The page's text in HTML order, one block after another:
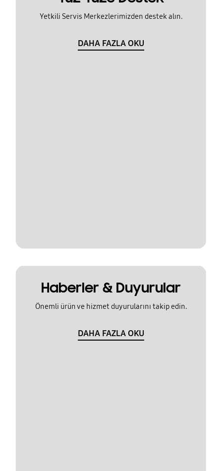
Yetkili Servis Merkezlerimizden destek alın.
DAHA FAZLA OKU
Haberler & Duyurular
Önemli ürün ve hizmet duyurularını takip edin.
DAHA FAZLA OKU